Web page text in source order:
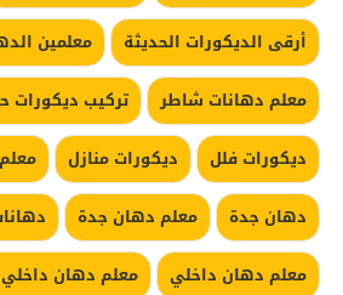
أرقى الديكورات الحديثة
معلمين
معلم دهانات شاطر
تركيب ديكورات
ديكورات فلل
ديكورات منازل
دهان جدة
معلم دهان جدة
معلم دهان داخلي
معلم دهان